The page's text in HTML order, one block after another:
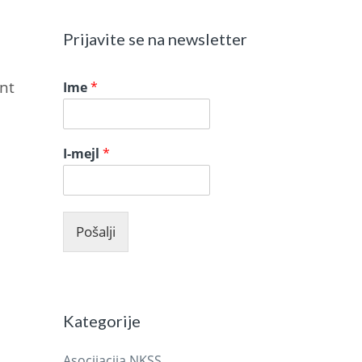
Prijavite se na newsletter
Ime*
I-mejl*
Pošalji
Kategorije